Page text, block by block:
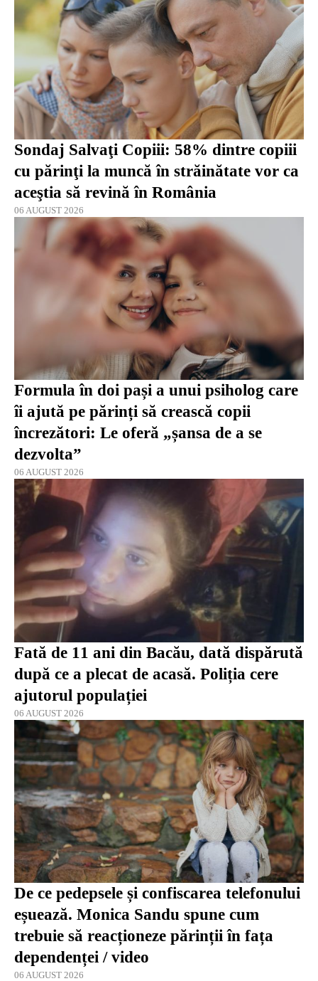
Sondaj Salvaţi Copiii: 58% dintre copiii
cu părinţi la muncă în străinătate vor ca
aceştia să revină în România
06 AUGUST 2026
Formula în doi pași a unui psiholog care
îi ajută pe părinți să crească copii
încrezători: Le oferă „șansa de a se
dezvolta”
06 AUGUST 2026
Fată de 11 ani din Bacău, dată dispărută
după ce a plecat de acasă. Poliția cere
ajutorul populației
06 AUGUST 2026
De ce pedepsele și confiscarea telefonului
eșuează. Monica Sandu spune cum
trebuie să reacționeze părinții în fața
dependenței / video
06 AUGUST 2026